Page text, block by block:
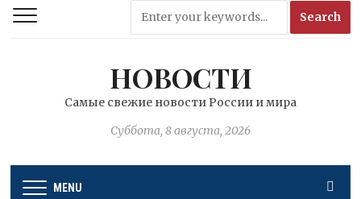
НОВОСТИ
Самые свежие новости России и мира
Суббота, 8 августа, 2026
MENU